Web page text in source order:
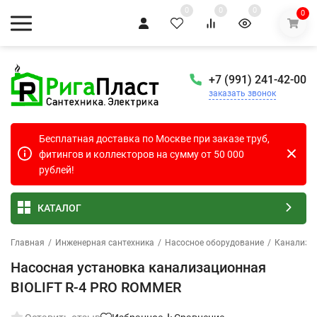
0 0 0 0
+7 (991) 241-42-00
заказать звонок
Бесплатная доставка по Москве при заказе труб,
фитингов и коллекторов на сумму от 50 000
рублей!
КАТАЛОГ
Главная / Инженерная сантехника / Насосное оборудование /
Насосная установка канализационная
BIOLIFT R-4 PRO ROMMER